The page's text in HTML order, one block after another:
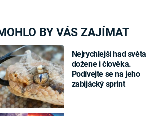
BY VÁS ZAJÍMAT
Nejrychlejší had světa
dožene i člověka.
Podívejte se na jeho
zabijácký sprint